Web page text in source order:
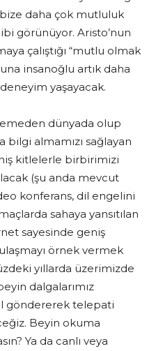
daha çok mutluluk
görünüyor. Aristo’nun
çalıştığı “mutlu olmak
insanoğlu artık daha
yaşayacak.
dünyada olup
bilgi almamızı sağlayan
kitlelerle birbirimizi
(şu anda mevcut
konferans, dil engelini
sahaya yansıtılan
sayesinde geniş
örnek vermek
yıllarda üzerimizde
dalgalarımız
göndererek telepati
Beyin okuma
Ya da canlı veya